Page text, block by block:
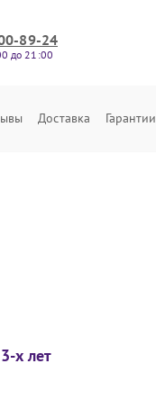
89-24
до 21:00
Доставка Гарантии
х лет